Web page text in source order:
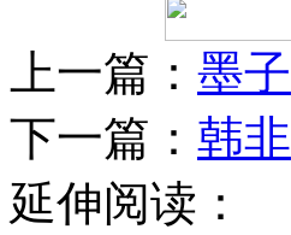
上一篇： 墨子
下一篇： 韩非
延伸阅读：